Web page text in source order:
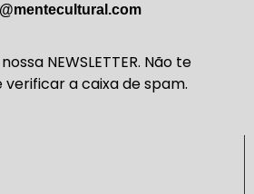
NEWSLETTER. Não te
verificar a caixa de spam.